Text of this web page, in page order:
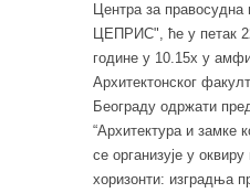
Центра за
ЦЕПРИС", ће у петак
године у 10.15х у
Архитектонског
Београду одржати
“Архитектура и замке
се организује у
хоризонти: изградња